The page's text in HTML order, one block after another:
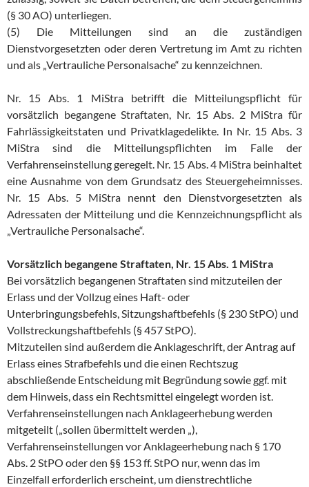
(§ 30 AO) unterliegen.
(5) Die Mitteilungen sind an die zuständigen
Dienstvorgesetzten oder deren Vertretung im Amt zu richten
und als „Vertrauliche Personalsache“ zu kennzeichnen.
Nr. 15 Abs. 1 MiStra betrifft die Mitteilungspflicht für
vorsätzlich begangene Straftaten, Nr. 15 Abs. 2 MiStra für
Fahrlässigkeitstaten und Privatklagedelikte. In Nr. 15 Abs. 3
MiStra sind die Mitteilungspflichten im Falle der
Verfahrenseinstellung geregelt. Nr. 15 Abs. 4 MiStra beinhaltet
eine Ausnahme von dem Grundsatz des Steuergeheimnisses.
Nr. 15 Abs. 5 MiStra nennt den Dienstvorgesetzten als
Adressaten der Mitteilung und die Kennzeichnungspflicht als
„Vertrauliche Personalsache“.
Vorsätzlich begangene Straftaten, Nr. 15 Abs. 1 MiStra
Bei vorsätzlich begangenen Straftaten sind mitzuteilen der
Erlass und der Vollzug eines Haft- oder
Unterbringungsbefehls, Sitzungshaftbefehls (§ 230 StPO) und
Vollstreckungshaftbefehls (§ 457 StPO).
Mitzuteilen sind außerdem die Anklageschrift, der Antrag auf
Erlass eines Strafbefehls und die einen Rechtszug
abschließende Entscheidung mit Begründung sowie ggf. mit
dem Hinweis, dass ein Rechtsmittel eingelegt worden ist.
Verfahrenseinstellungen nach Anklageerhebung werden
mitgeteilt („sollen übermittelt werden „),
Verfahrenseinstellungen vor Anklageerhebung nach § 170
Abs. 2 StPO oder den §§ 153 ff. StPO nur, wenn das im
Einzelfall erforderlich erscheint, um dienstrechtliche